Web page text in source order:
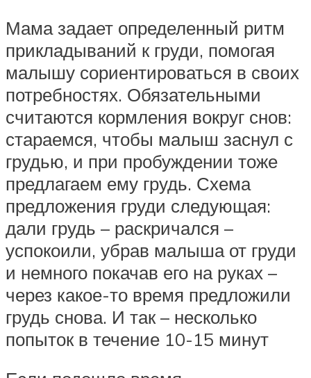
Мама задает определенный ритм
прикладываний к груди, помогая
малышу сориентироваться в своих
потребностях. Обязательными
считаются кормления вокруг снов:
стараемся, чтобы малыш заснул с
грудью, и при пробуждении тоже
предлагаем ему грудь. Схема
предложения груди следующая:
дали грудь – раскричался –
успокоили, убрав малыша от груди
и немного покачав его на руках –
через какое-то время предложили
грудь снова. И так – несколько
попыток в течение 10-15 минут